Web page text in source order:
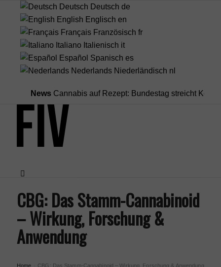
Deutsch Deutsch de
English Englisch en
Français Französisch fr
Italiano Italienisch it
Español Spanisch es
Nederlands Niederländisch nl
News Cannabis auf Rezept: Bundestag streicht
Menü
CBG: Das Stamm-Cannabinoid
– Wirkung, Forschung &
Anwendung
Home CBG: Das Stamm-Cannabinoid – Wirkung, Forschung & Anwendung